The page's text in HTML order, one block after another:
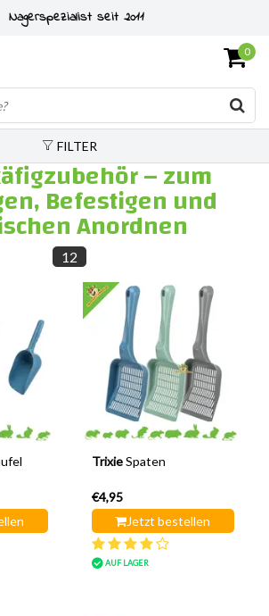
Nagerspezialist seit 2011
0
FILTER
– zum
Befestigen und
Anordnen
12
Trixie Spaten
€4,95
Jetzt bestellen
AUF LAGER